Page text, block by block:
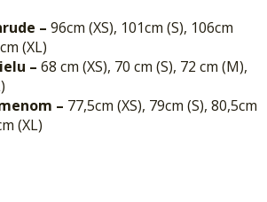
– 96cm (XS), 101cm (S), 106cm
(XL)
– 68 cm (XS), 70 cm (S), 72 cm (M),
– 77,5cm (XS), 79cm (S), 80,5cm
(XL)